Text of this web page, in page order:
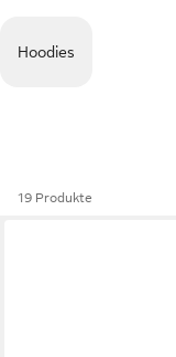
Hoodies
19 Produkte